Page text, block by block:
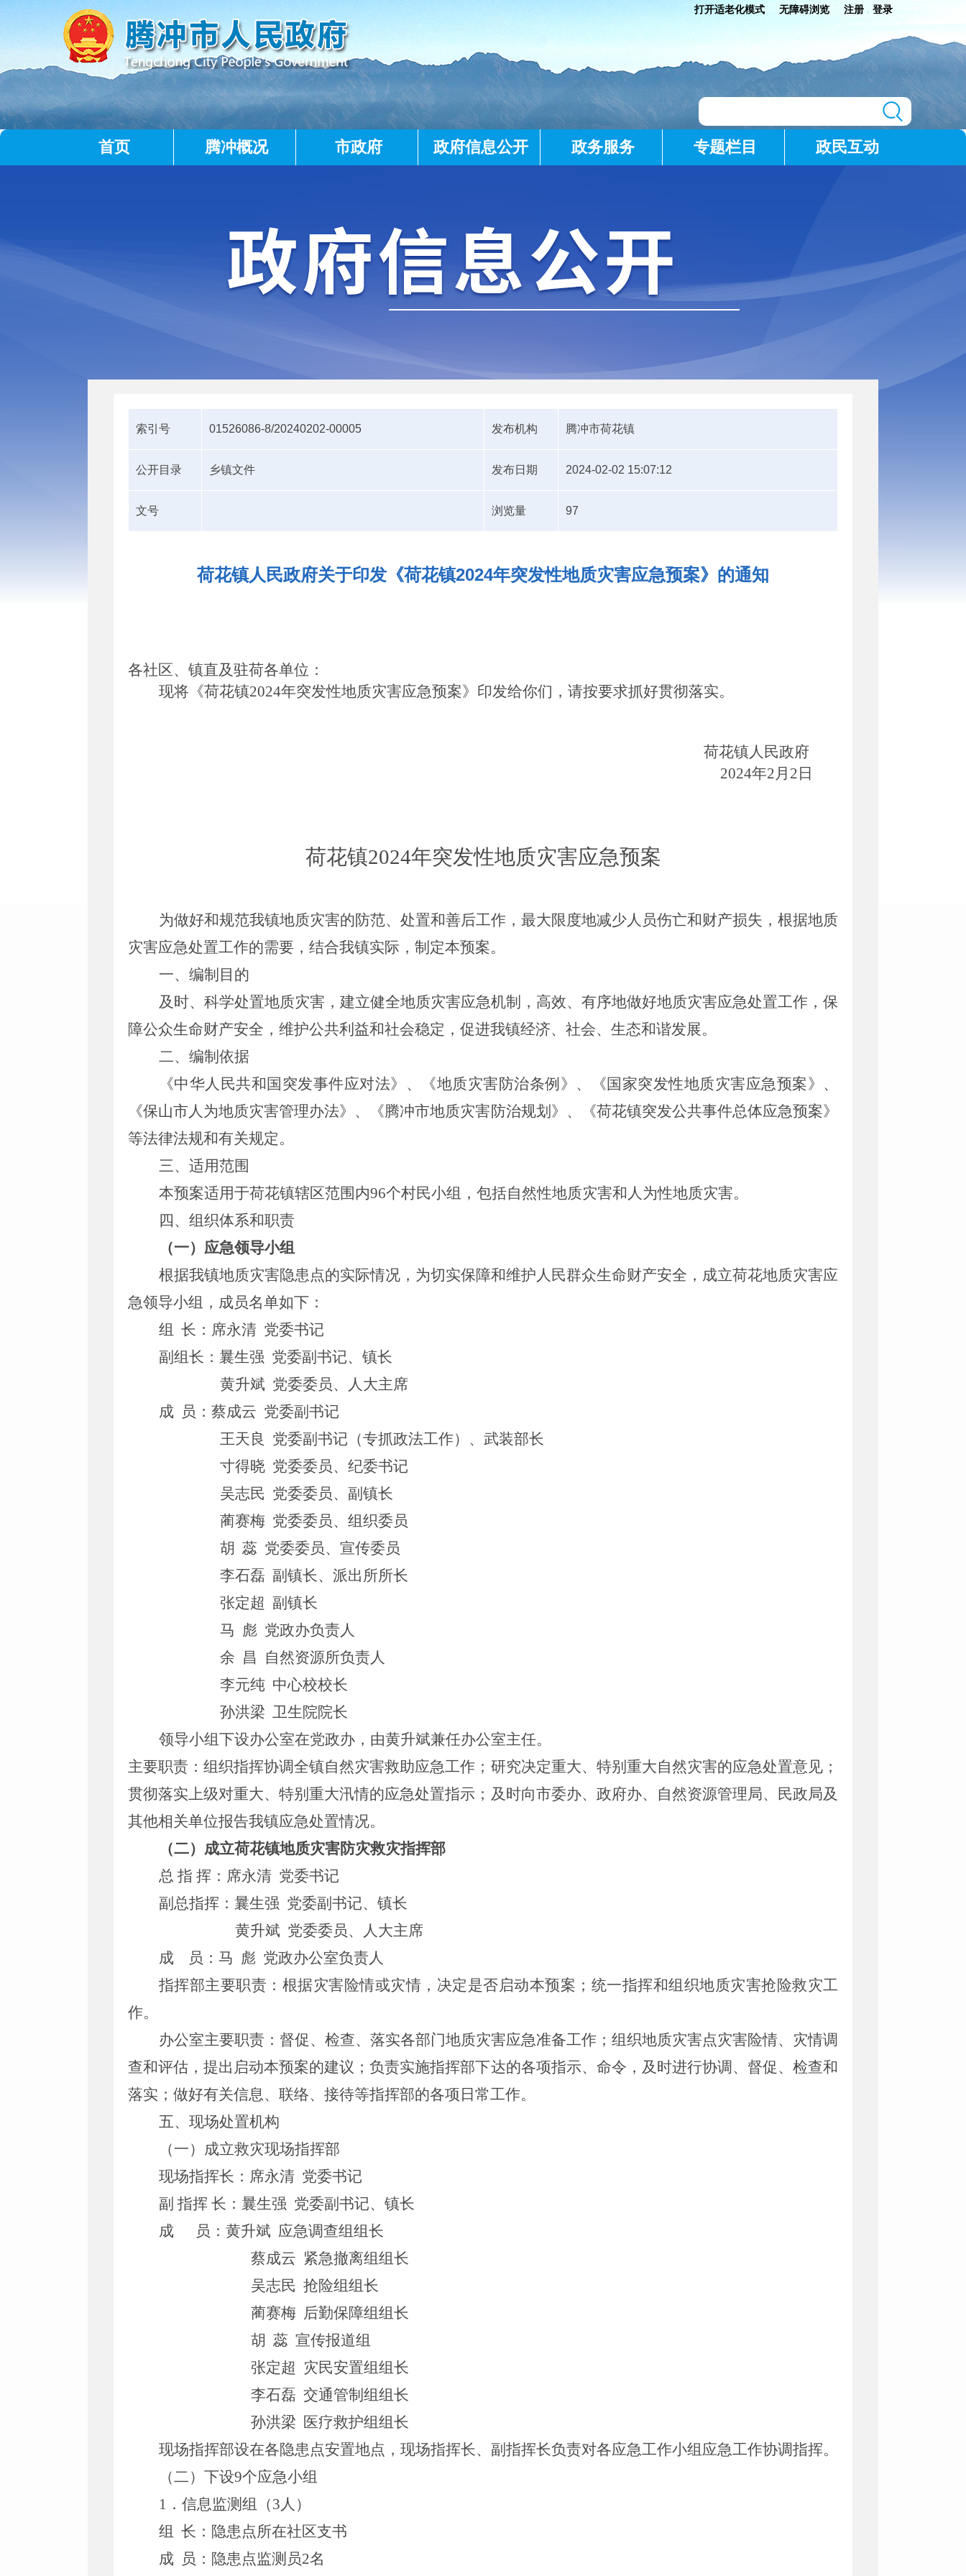
打开适老化模式 无障碍浏览 注册 登录
首页 腾冲概况 市政府 政府信息公开 政务服务 专题栏目 政民互动
索引号 01526086-8/20240202-00005 发布机构 腾冲市荷花镇
公开目录 乡镇文件 发布日期 2024-02-02 15:07:12
文号 浏览量 97
荷花镇人民政府关于印发《荷花镇2024年突发性地质灾害应急预案》的通知
各社区、镇直及驻荷各单位：
现将 《荷花镇2024年突发性地质灾害应急预案》 印发给你们，请按要求抓好贯彻落实。
荷花镇人民政府
2024年2月2日
荷花镇2024年突发性地质灾害应急预案
为做好和规范我镇地质灾害的防范、处置和善后工作，最大限度地减少人员伤亡和财产损失，根据地质
灾害应急处置工作的需要，结合我镇实际，制定本预案。
一、编制目的
及时、科学处置地质灾害，建立健全地质灾害应急机制，高效、有序地做好地质灾害应急处置工作，保
障公众生命财产安全，维护公共利益和社会稳定，促进我镇经济、社会、生态和谐发展。
二、编制依据
《中华人民共和国突发事件应对法》、《地质灾害防治条例》、《国家突发性地质灾害应急预案》、
《保山市人为地质灾害管理办法》、《腾冲市地质灾害防治规划》 、
《荷花镇突发公共事件总体应急预案》
等法律法规和有关规定。
三、适用范围
本预案适用于荷花镇辖区范围内96个村民小组，包括自然性地质灾害和人为性地质灾害。
四、组织体系和职责
（一）应急领导小组
根据我镇地质灾害隐患点的实际情况，为切实保障和维护人民群众生命财产安全，成立荷花地质灾害应
急领导小组，成员名单如下：
组 长： 席永清 党委书记
副组长： 曩生强 党委副书记、 镇长
黄升斌 党委委员、
人大主席
成
员： 蔡成云 党委副书记
王天良 党委副书记 （专抓政法工作） 、武装部长
寸得晓 党委委员、 纪委书记
吴志民 党委委员、 副镇长
蔺赛梅 党委委员、 组织委员
胡 蕊 党委委员、 宣传委员
李石磊 副镇长、派出所所长
张定超 副镇长
马 彪 党政办负责人
余 昌
自然资源所负责人
李元纯 中心校校长
孙洪梁 卫生院院长
领导小组下设办公室在党政办，由黄升斌兼任办公室主任。
主要职责：组织指挥协调全镇自然灾害救助应急工作；研究决定重大、特别重大自然灾害的应急处置意见；
贯彻落实上级对重大、特别重大汛情的应急处置指示；及时向市委办、政府办、
自然资源管理局、民政局及
其他相关单位报告我镇应急处置情况。
（二）成立荷花镇地质灾害防灾救灾指挥部
总 指 挥： 席永清 党委书记
副总指挥： 曩生强 党委副书记、 镇长
黄升斌 党委委员、
人大主席
成
员： 马 彪 党政办公室负责人
指挥部主要职责：根据灾害险情或灾情，决定是否启动本预案；统一指挥和组织地质灾害抢险救灾工
作。
办公室主要职责：督促、检查、落实各部门地质灾害应急准备工作；组织地质灾害点灾害险情、灾情调
查和评估，提出启动本预案的建议；负责实施指挥部下达的各项指示、命令，及时进行协调、督促、检查和
落实；做好有关信息、联络、接待等指挥部的各项日常工作。
五、现场处置机构
（一）成立救灾现场指挥部
现场指挥长： 席永清 党委书记
副 指挥 长： 曩生强 党委副书记、 镇长
成
员： 黄升斌 应急调查组组长
蔡成云 紧急撤离组组长
吴志民 抢险组组长
蔺赛梅 后勤保障组组长
胡 蕊 宣传报道组
张定超
灾民安置组组长
李石磊 交通管制组组长
孙洪梁 医疗救护组组长
现场指挥部设在各隐患点安置地点，现场指挥长、副指挥长负责对各应急工作小组应急工作协调指挥。
（二）下设9个应急小组
1．信息监测组（3人）
组 长：隐患点所在社区支书
成
员：隐患点监测员2名